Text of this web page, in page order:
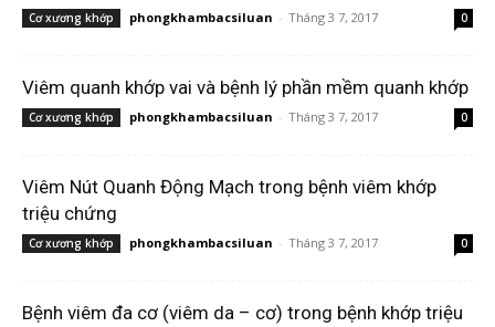
Cơ xương khớp phongkhambacsiluan - Tháng 3 7, 2017 0
Viêm quanh khớp vai và bệnh lý phần mềm quanh khớp
Cơ xương khớp phongkhambacsiluan - Tháng 3 7, 2017 0
Viêm Nút Quanh Động Mạch trong bệnh viêm khớp
triệu chứng
Cơ xương khớp phongkhambacsiluan - Tháng 3 7, 2017 0
Bệnh viêm đa cơ (viêm da – cơ) trong bệnh khớp triệu